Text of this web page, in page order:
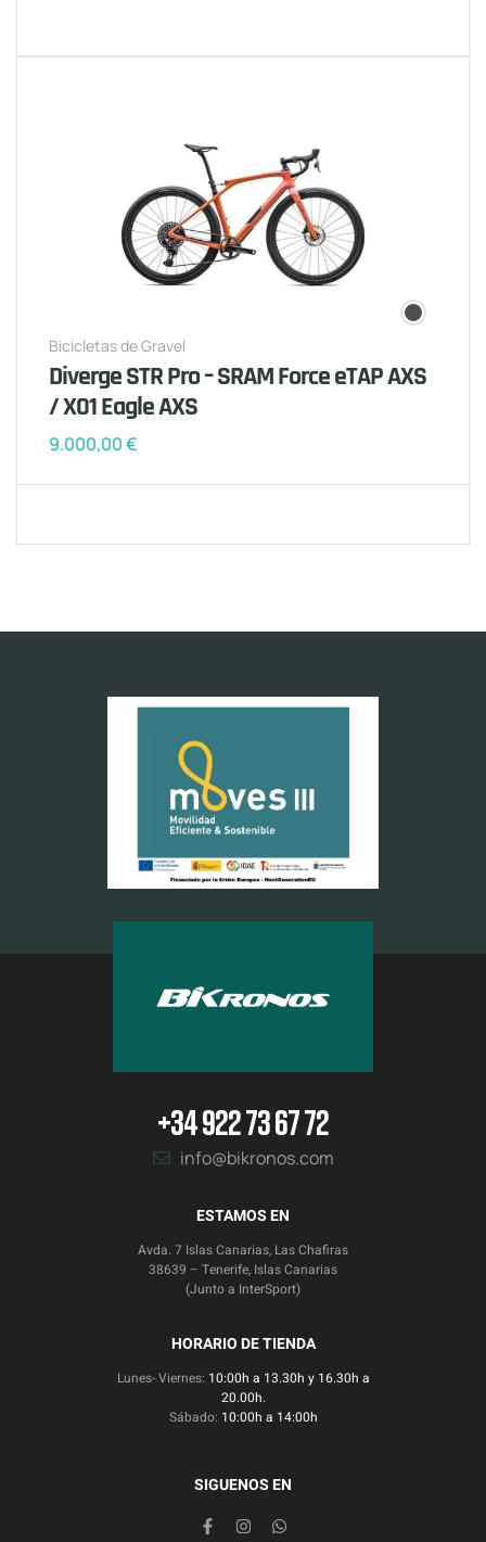
Bicicletas de Gravel
Diverge STR Pro – SRAM Force eTAP AXS
/ X01 Eagle AXS
9.000,00€
+34 922 73 67 72
info@bikronos.com
ESTAMOS EN
Avda. 7 Islas Canarias, Las Chafiras
38639 – Tenerife, Islas Canarias
(Junto a InterSport)
HORARIO DE TIENDA
Lunes- Viernes: 10:00h a 13.30h y 16.30h a
20.00h.
Sábado: 10:00h a 14:00h
SIGUENOS EN